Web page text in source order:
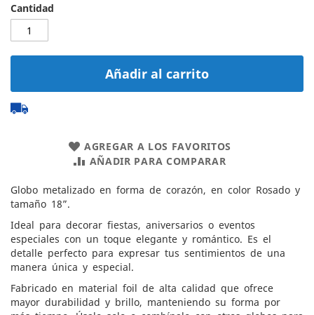
Cantidad
Añadir al carrito
AGREGAR A LOS FAVORITOS
AÑADIR PARA COMPARAR
Globo metalizado en forma de corazón, en color Rosado y
tamaño 18”.
Ideal para decorar fiestas, aniversarios o eventos
especiales con un toque elegante y romántico. Es el
detalle perfecto para expresar tus sentimientos de una
manera única y especial.
Fabricado en material foil de alta calidad que ofrece
mayor durabilidad y brillo, manteniendo su forma por